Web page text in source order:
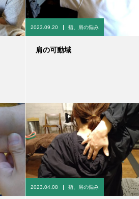
2023.09.20 指、肩の悩み
肩の可動域
2023.04.08 指、肩の悩み